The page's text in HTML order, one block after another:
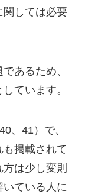
関しては必要
あるため、
ています。
、41）で、
掲載されて
は少し変則
ている人に